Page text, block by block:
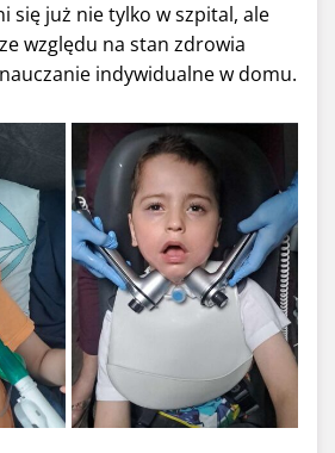
się już nie tylko w szpital, ale
względu na stan zdrowia
indywidualne w domu.